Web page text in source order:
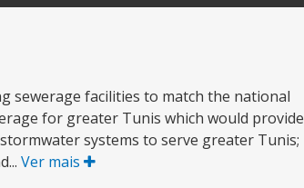
sewerage facilities to match the national
for greater Tunis which would provide
systems to serve greater Tunis;
Ver mais